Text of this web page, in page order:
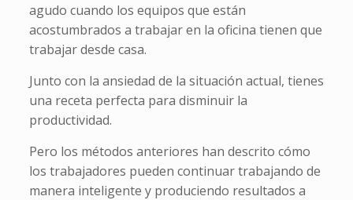
agudo cuando los equipos que están
acostumbrados a trabajar en la oficina tienen que
trabajar desde casa.
Junto con la ansiedad de la situación actual, tienes
una receta perfecta para disminuir la
productividad.
Pero los métodos anteriores han descrito cómo
los trabajadores pueden continuar trabajando de
manera inteligente y produciendo resultados a